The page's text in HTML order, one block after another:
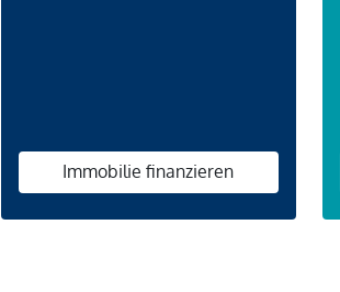
Immobilie finanzieren